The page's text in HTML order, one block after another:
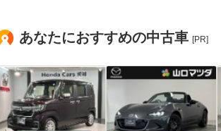
あなたにおすすめの中古車 [PR]